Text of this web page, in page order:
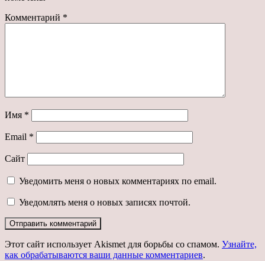
Комментарий *
Имя *
Email *
Сайт
Уведомить меня о новых комментариях по email.
Уведомлять меня о новых записях почтой.
Этот сайт использует Akismet для борьбы со спамом. Узнайте,
как обрабатываются ваши данные комментариев.